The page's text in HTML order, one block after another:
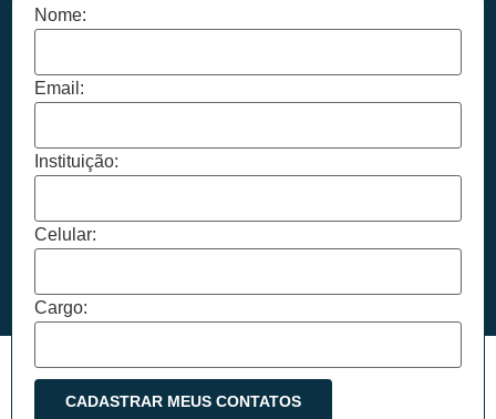
Nome:
Email:
Instituição:
Celular:
Cargo: